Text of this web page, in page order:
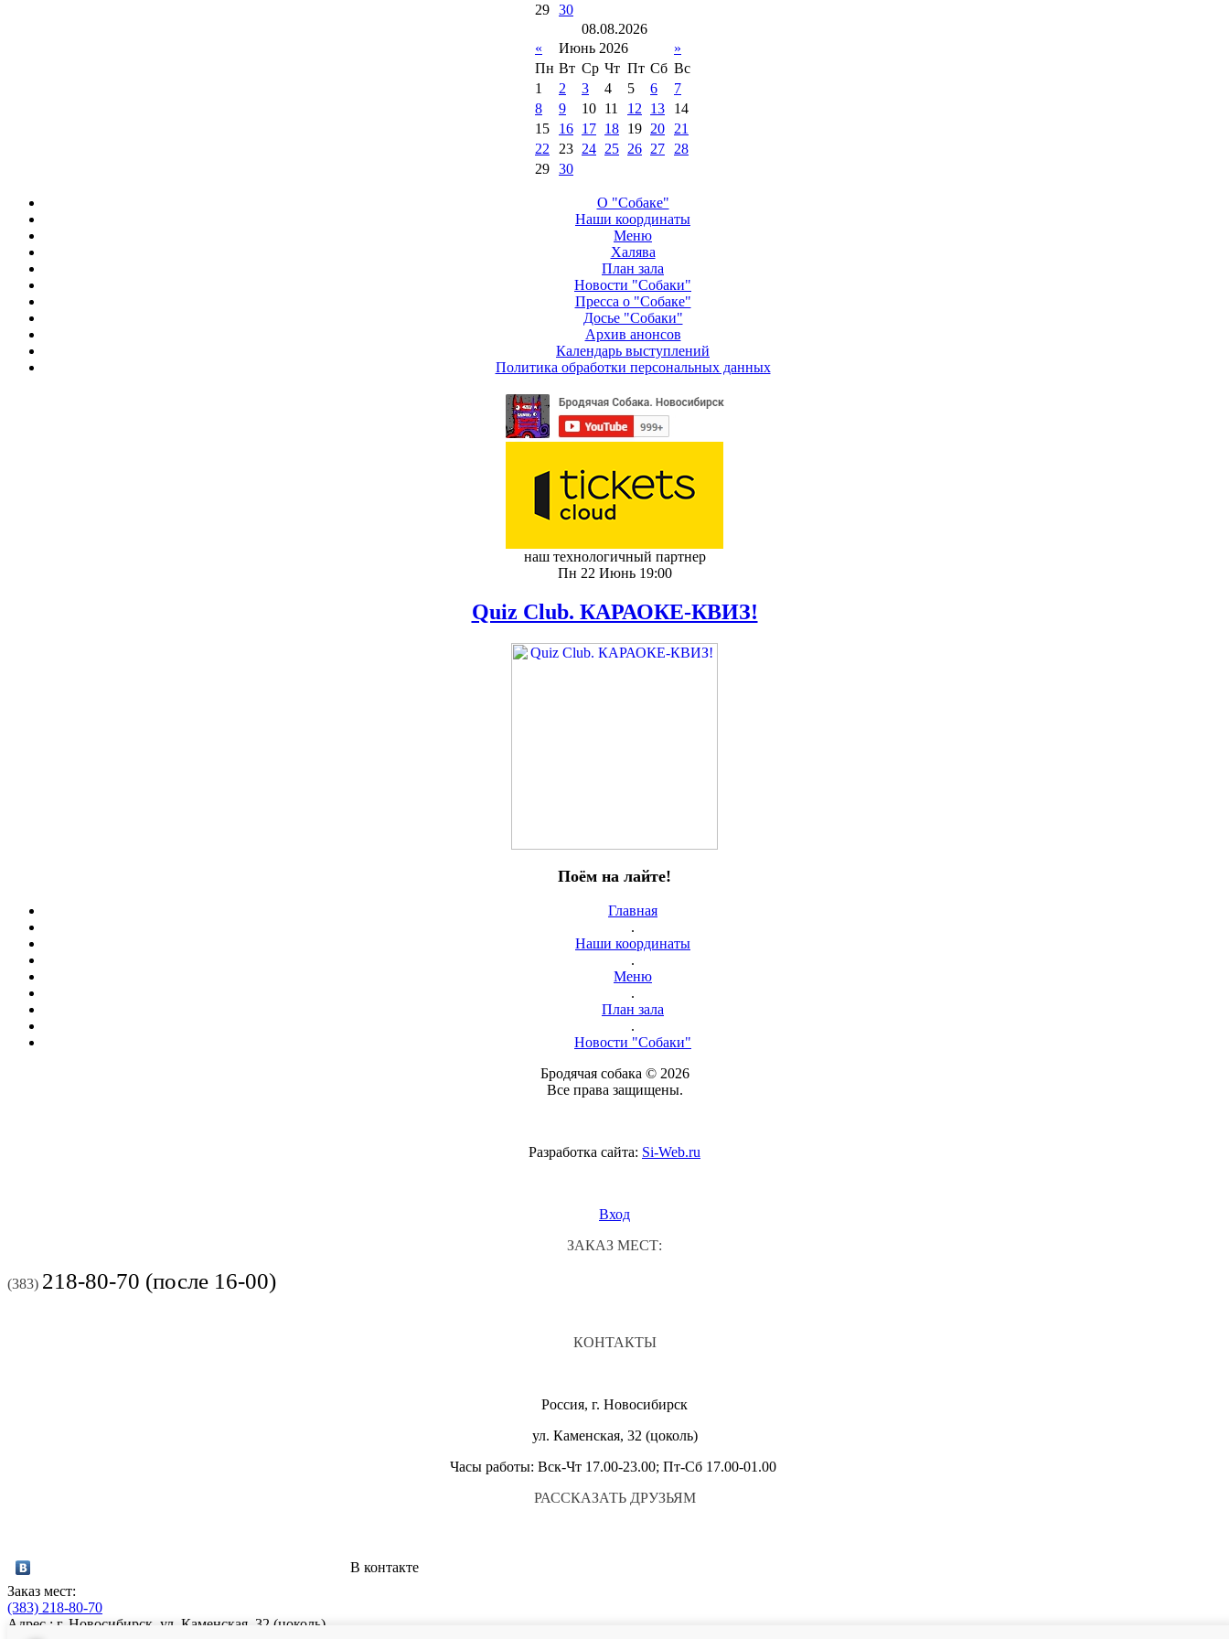
29 30
08.08.2026
«
Июнь 2026
»
Пн Вт Ср Чт Пт Сб Вс
1
2 3 4 5 6
7
8
9 10 11 12 13
14
15
16 17 18 19 20
21
22
23 24 25 26 27
28
29 30
О "Собаке"
Наши координаты
Меню
Халява
План зала
Новости "Собаки"
Пресса о "Собаке"
Досье "Собаки"
Архив анонсов
Календарь выступлений
Политика обработки персональных данных
наш технологичный партнер
Пн 22 Июнь 19:00
Quiz Club. КАРАОКЕ-КВИЗ!
Поём на лайте!
Главная
.
Наши координаты
.
Меню
.
План зала
.
Новости "Собаки"
Бродячая собака © 2026
Все права защищены.
Разработка сайта: Si-Web.ru
Вход
ЗАКАЗ МЕСТ:
(383) 218-80-70 (после 16-00)
КОНТАКТЫ
Россия, г. Новосибирск
ул. Каменская, 32 (цоколь)
Часы работы: Вск-Чт 17.00-23.00; Пт-Сб 17.00-01.00
РАССКАЗАТЬ ДРУЗЬЯМ
В контакте
Заказ мест:
(383) 218-80-70
Адрес : г. Новосибирск, ул. Каменская, 32 (цоколь)